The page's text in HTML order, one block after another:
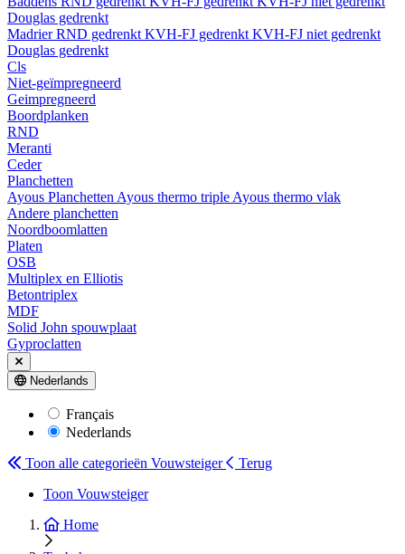
Douglas gedrenkt
MadrierRND gedrenkt KVH-FJ gedrenkt KVH-FJ niet gedrenkt
Douglas gedrenkt
Cls
Niet-geïmpregneerd
Geimpregneerd
Boordplanken
RND
Meranti
Ceder
Planchetten
Ayous Planchetten Ayous thermo triple Ayous thermo vlak
Andere planchetten
Noordboomlatten
Platen
OSB
Multiplex en Elliotis
Betontriplex
MDF
Solid John spouwplaat
Gyproclatten
Nederlands
Français
Nederlands
Toon alle categorieën Vouwsteiger
Terug
Toon Vouwsteiger
Home